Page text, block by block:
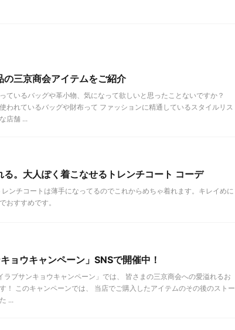
の三京商会アイテムをご紹介
ているバッグや革小物、気になって欲しいと思ったことないですか？
われているバッグや財布って ファッションに精通しているスタイルリス
店舗 ...
る。大人ぽく着こなせるトレンチコート コーデ
ンチコートは薄手になってるのでこれからめちゃ着れます。キレイめに
おすすめです。
ョウキャンペーン」SNSで開催中！
ラブサンキョウキャンペーン」では、 皆さまの三京商会への愛溢れるお
！ このキャンペーンでは、 当店でご購入したアイテムのその後のストー
...